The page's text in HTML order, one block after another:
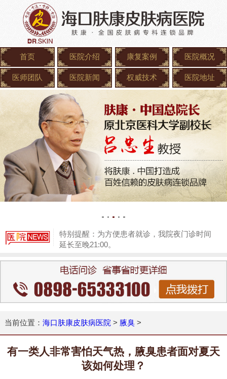
首页 医院介绍 康复案例 医院概况
医师团队 医院新闻 权威技术 医院地址
特别提醒：为方便患者就诊，我院夜门诊时间
延长至晚21:00。
当前位置： 海口肤康皮肤病医院 > 腋臭>
有一类人非常害怕天气热，腋臭患者面对夏天
该如何处理？